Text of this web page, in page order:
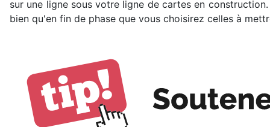
sur une ligne sous votre ligne de cartes en
bien qu'en fin de phase que vous choisirez celles à